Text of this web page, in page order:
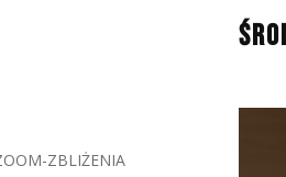
ZBLIŻENIA